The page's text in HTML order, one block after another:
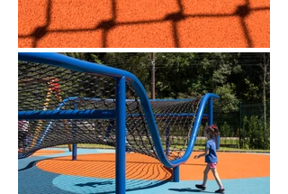
permitindo dessa forma o conhecimento
do eu, do outro e do nós, sendo,
portanto, instrumento para o bem-estar
mental e físico das crianças.